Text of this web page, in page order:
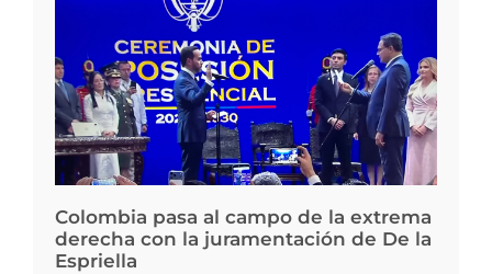
Colombia pasa al campo de la extrema
derecha con la juramentación de De la
Espriella